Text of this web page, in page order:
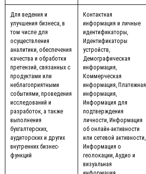
Для ведения и
улучшения бизнеса, в
том числе для
осуществления
аналитики, обеспечения
качества и обработки
претензий, связанных с
продуктами или
неблагоприятными
событиями, проведения
исследований и
разработок, а также
выполнения
бухгалтерских,
аудиторских и других
внутренних бизнес-
функций
Контактная
информация и личные
идентификаторы,
Идентификаторы
устройств,
Демографическая
информация,
Коммерческая
информация, Платежная
информация,
Информация для
подтверждения
личности, Информация
об онлайн-активности
или сетевой активности,
Информация о
геолокации, Аудио и
визуальная